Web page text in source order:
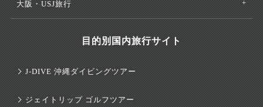
大阪・USJ旅行
目的別国内旅行サイト
J-DIVE 沖縄ダイビングツアー
ジェイトリップ ゴルフツアー